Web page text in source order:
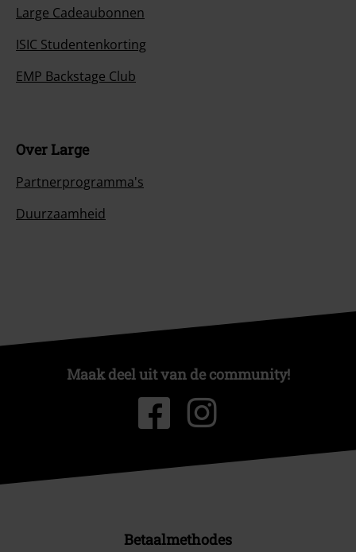
Large Cadeaubonnen
ISIC Studentenkorting
EMP Backstage Club
Over Large
Partnerprogramma's
Duurzaamheid
Maak deel uit van de community!
Betaalmethodes